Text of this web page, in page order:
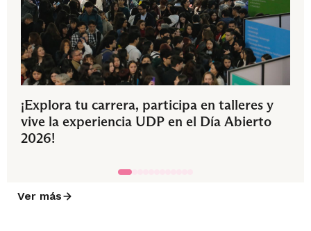
¡Explora tu carrera, participa en talleres y
vive la experiencia UDP en el Día Abierto
2026!
Ver más